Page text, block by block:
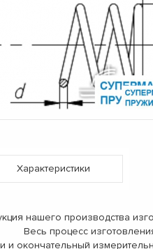
Характеристики
производства
Весь процесс
и окончательный